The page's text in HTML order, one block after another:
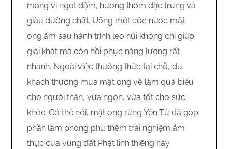
mang vị ngọt đậm, hương thơm đặc trưng và
giàu dưỡng chất. Uống một cốc nước mật
ong ấm sau hành trình leo núi không chỉ giúp
giải khát mà còn hồi phục năng lượng rất
nhanh. Ngoài việc thưởng thức tại chỗ, du
khách thường mua mật ong về làm quà biếu
cho người thân, vừa ngon, vừa tốt cho sức
khỏe. Có thể nói, mật ong rừng Yên Tử đã góp
phần làm phong phú thêm trải nghiệm ẩm
thực của vùng đất Phật linh thiêng này.